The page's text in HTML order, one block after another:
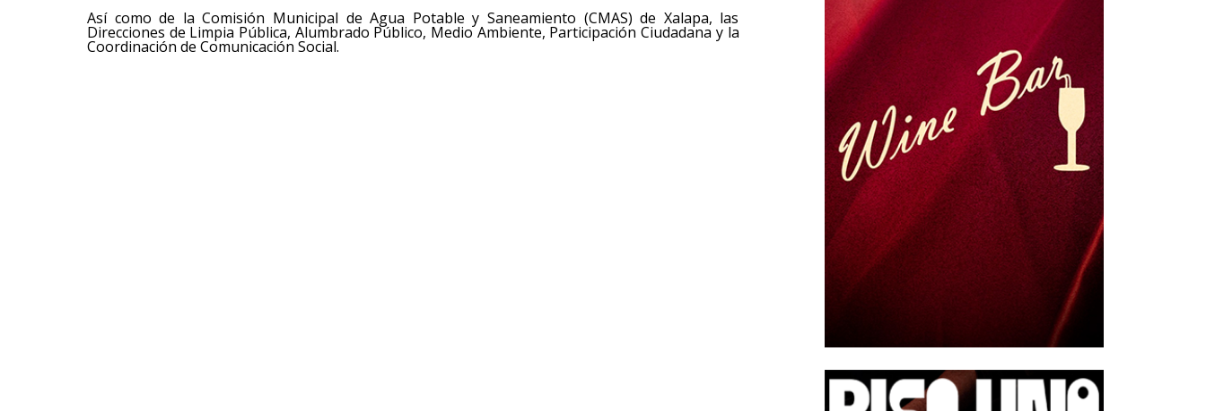
Así como de la Comisión Municipal de Agua Potable y Saneamiento (CMAS) de Xalapa, las
Direcciones de Limpia Pública, Alumbrado Público, Medio Ambiente, Participación Ciudadana y la
Coordinación de Comunicación Social.